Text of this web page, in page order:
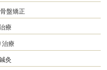
盤矯正
療
治療
灸